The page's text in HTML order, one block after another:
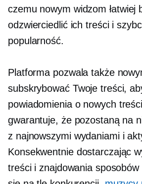
czemu nowym widzom łatwiej
odzwierciedlić ich treści i
popularność.
Platforma pozwala także
subskrybować Twoje treści,
powiadomienia o nowych
gwarantuje, że pozostaną na
z najnowszymi wydaniami i
Konsekwentnie dostarczając
treści i znajdowania